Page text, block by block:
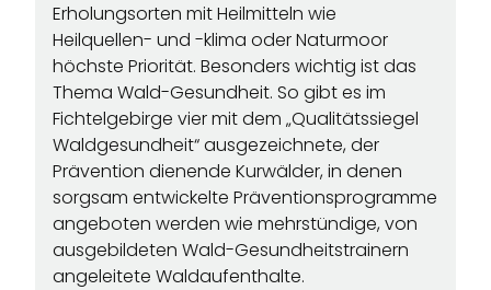
Erholungsorten mit Heilmitteln wie
Heilquellen- und -klima oder Naturmoor
höchste Priorität. Besonders wichtig ist das
Thema Wald-Gesundheit. So gibt es im
Fichtelgebirge vier mit dem „Qualitätssiegel
Waldgesundheit“ ausgezeichnete, der
Prävention dienende Kurwälder, in denen
sorgsam entwickelte Präventionsprogramme
angeboten werden wie mehrstündige, von
ausgebildeten Wald-Gesundheitstrainern
angeleitete Waldaufenthalte.